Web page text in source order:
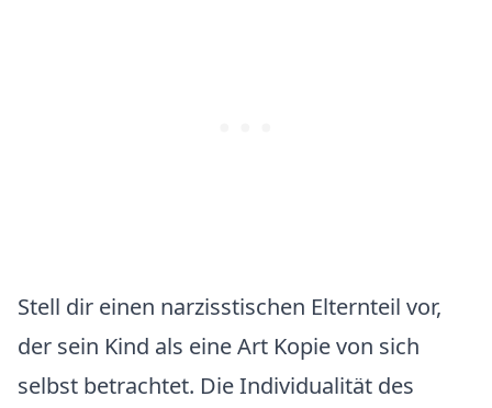
Stell dir einen narzisstischen Elternteil vor,
der sein Kind als eine Art Kopie von sich
selbst betrachtet. Die Individualität des